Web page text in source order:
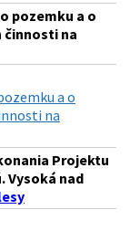
pozemku a o
činnosti na
a o
na
Projektu
Vysoká nad